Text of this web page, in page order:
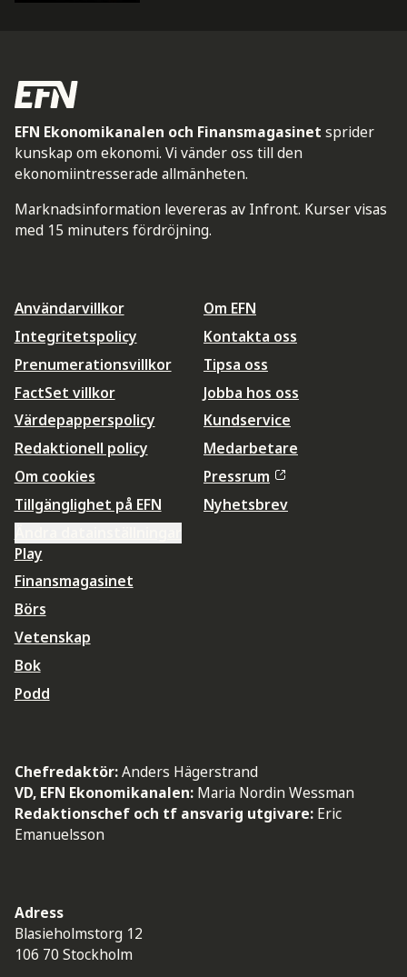
EFN Ekonomikanalen och Finansmagasinet sprider
kunskap om ekonomi. Vi vänder oss till den
ekonomiintresserade allmänheten.
Marknadsinformation levereras av Infront. Kurser visas
med 15 minuters fördröjning.
Användarvillkor
Integritetspolicy
Prenumerationsvillkor
FactSet villkor
Värdepapperspolicy
Redaktionell policy
Om cookies
Tillgänglighet på EFN
Om EFN
Kontakta oss
Tipsa oss
Jobba hos oss
Kundservice
Medarbetare
Pressrum
Nyhetsbrev
Play
Finansmagasinet
Börs
Vetenskap
Bok
Podd
Chefredaktör:Anders Hägerstrand
VD, EFN Ekonomikanalen: Maria Nordin Wessman
Redaktionschef och tf ansvarig utgivare: Eric
Emanuelsson
Adress
Blasieholmstorg 12
106 70 Stockholm